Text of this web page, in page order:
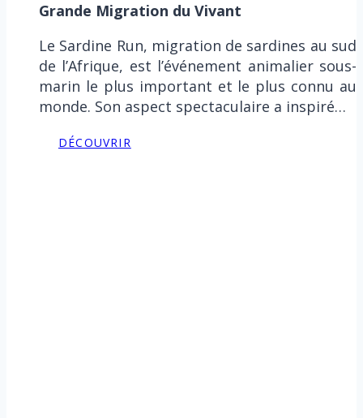
Grande Migration du Vivant
Le Sardine Run, migration de sardines au sud
de l’Afrique, est l’événement animalier sous-
marin le plus important et le plus connu au
monde. Son aspect spectaculaire a inspiré…
DÉCOUVRIR